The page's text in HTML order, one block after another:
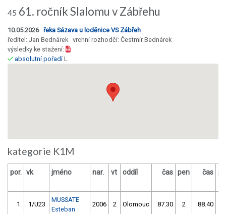
45 61. ročník Slalomu v Zábřehu
10.05.2026 řeka Sázava u loděnice VS Zábřeh
ředitel: Jan Bednárek vrchní rozhodčí: Čestmír Bednárek
výsledky ke stažení:
absolutní pořadíL
kategorie K1M
por. vk jméno nar. vt oddíl čas pen čas
1. 1/U23
MUSSATE
Esteban
2006 2 Olomouc 87.30 2 88.40